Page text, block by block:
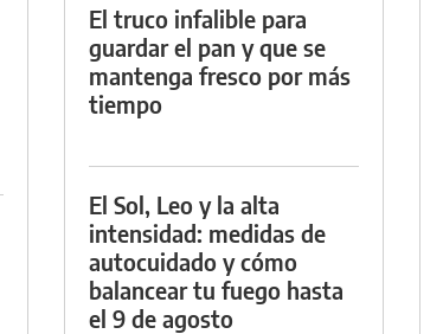
El truco infalible para
guardar el pan y que se
mantenga fresco por más
tiempo
El Sol, Leo y la alta
intensidad: medidas de
autocuidado y cómo
balancear tu fuego hasta
el 9 de agosto